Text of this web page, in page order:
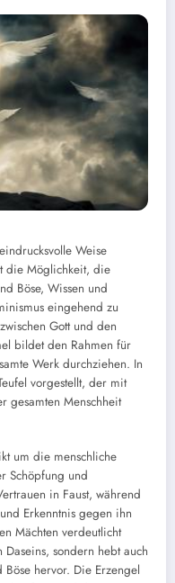
Weise
die Möglichkeit, die
Böse, Wissen und
eingehend zu
Gott und den
bildet den Rahmen für
Werk durchziehen. In
vorgestellt, der mit
gesamten Menschheit
um die menschliche
Schöpfung und
in Faust, während
Erkenntnis gegen ihn
Mächten verdeutlicht
sondern hebt auch
hervor. Die Erzengel